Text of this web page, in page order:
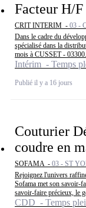
Facteur H/F
CRIT INTERIM - 03 -
Dans le cadre du
spécialisé dans la
mois à CUSSET -
Intérim - Temps
Publié il y a 16 jours
Couturier
coudre en
SOFAMA - 03 - ST
Rejoignez l'univers
Sofama met son savoir-
savoir-faire précieux, le
CDD - Temps